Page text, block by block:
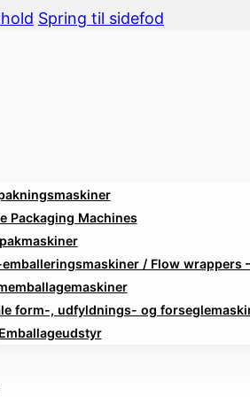
Spring til sidefod
Packaging Machines
/ Flow wrappers
form-, udfyldnings- og